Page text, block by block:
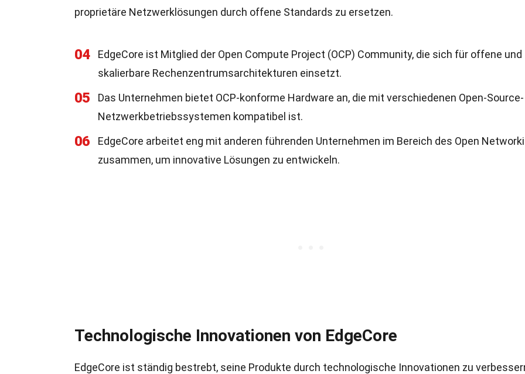
proprietäre Netzwerklösungen durch offene Standards zu ersetzen.
04
EdgeCore ist Mitglied der Open Compute Project (OCP) Community, die sich für offene und
skalierbare Rechenzentrumsarchitekturen einsetzt.
05
Das Unternehmen bietet OCP-konforme Hardware an, die mit verschiedenen Open-Source-
Netzwerkbetriebssystemen kompatibel ist.
06
EdgeCore arbeitet eng mit anderen führenden Unternehmen im Bereich des Open
zusammen, um innovative Lösungen zu entwickeln.
Technologische Innovationen von EdgeCore
EdgeCore ist ständig bestrebt, seine Produkte durch technologische Innovationen zu